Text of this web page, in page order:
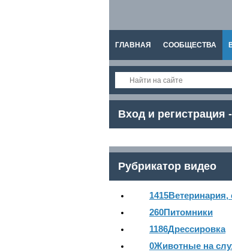
ГЛАВНАЯ СООБЩЕСТВА
СПРАВКА
Вход и регистрация
Рубрикатор видео
1415Ветеринария,
260Питомники
1186Дрессировка
0Животные на